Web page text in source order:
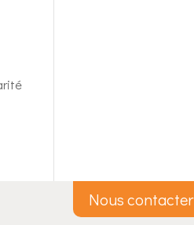
Nous contacter